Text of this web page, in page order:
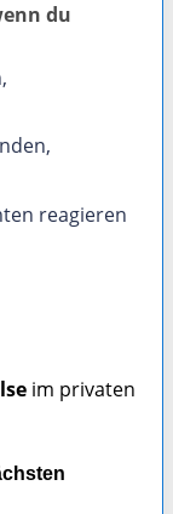
du
reagieren
im privaten